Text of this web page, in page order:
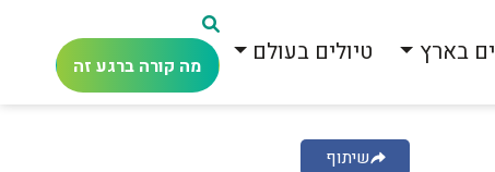
בארץ טיולים בעולם מה קורה ברגע זה
שיתוף